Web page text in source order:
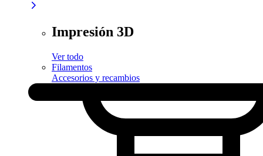
Impresión 3D
Ver todo
Filamentos
Accesorios y recambios